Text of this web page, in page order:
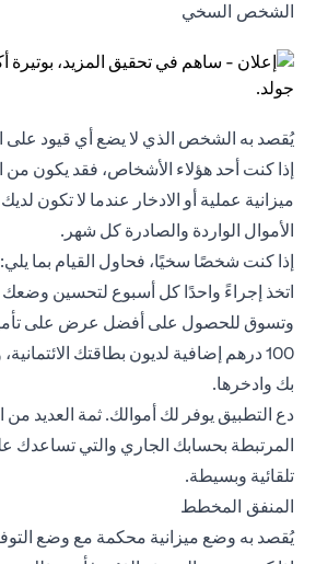
الشخص السخي
يُقصد به الشخص الذي لا يضع أي قيود على
إذا كنت أحد هؤلاء الأشخاص، فقد يكون
ميزانية عملية أو الادخار عندما لا تكون
الأموال الواردة والصادرة كل شهر.
إذا كنت شخصًا سخيًا، فحاول القيام بما يلي:
اتخذ إجراءً واحدًا كل أسبوع لتحسين وضعك
وتسوق للحصول على أفضل عرض على
100 درهم إضافية لديون بطاقتك
بك وادخرها.
دع التطبيق يوفر لك أموالك. ثمة العديد من
المرتبطة بحسابك الجاري والتي تساعدك
تلقائية وبسيطة.
المنفق المخطط
يُقصد به وضع ميزانية محكمة مع وضع